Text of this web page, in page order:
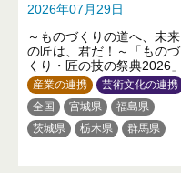
2026年07月29日
～ものづくりの道へ、未来
の匠は、君だ！～「ものづ
くり・匠の技の祭典2026」
産業の連携
芸術文化の連携
全国
宮城県
福島県
茨城県
栃木県
群馬県